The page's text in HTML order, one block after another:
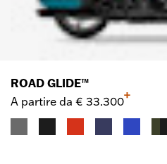
ROAD GLIDE™
A partire da € 33.300
+